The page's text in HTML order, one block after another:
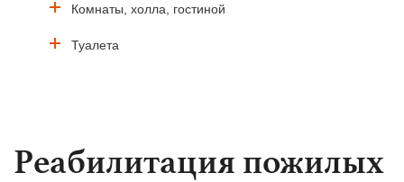
Комнаты, холла, гостиной
Туалета
Реабилитация пожилых